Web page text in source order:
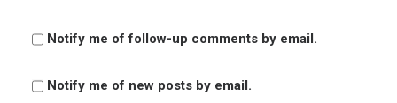
Notify me of follow-up comments by email.
Notify me of new posts by email.